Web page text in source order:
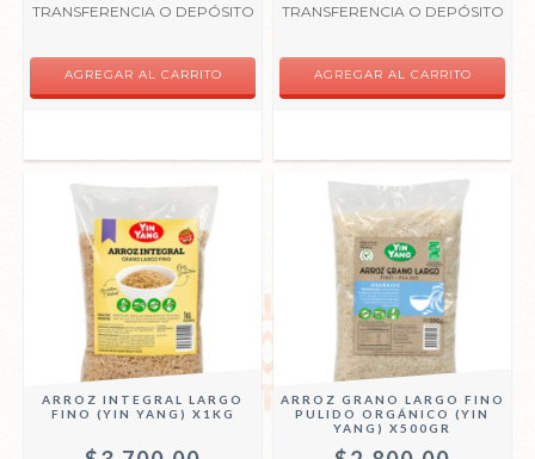
TRANSFERENCIA O DEPÓSITO
TRANSFERENCIA O DEPÓSITO
ARROZ INTEGRAL LARGO
FINO (YIN YANG) X1KG
ARROZ GRANO LARGO FINO
PULIDO ORGÁNICO (YIN
YANG) X500GR